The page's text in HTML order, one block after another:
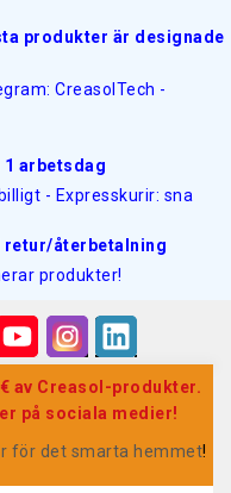
produkter är designade
CreasolTech -
arbetsdag
- Expresskurir: sna
retur/återbetalning
produkter!
av Creasol-produkter.
på sociala medier!
för det smarta hemmet!